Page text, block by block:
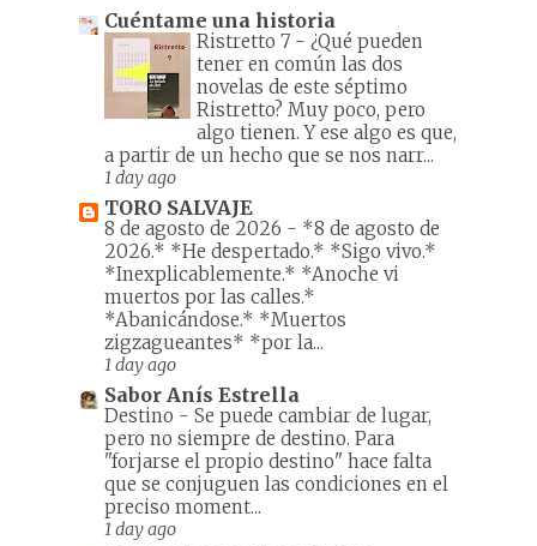
Cuéntame una historia
Ristretto 7 - ¿Qué pueden
tener en común las dos
novelas de este séptimo
Ristretto? Muy poco, pero
algo tienen. Y ese algo es que,
a partir de un hecho que se nos narr...
1 day ago
TORO SALVAJE
8 de agosto de 2026 - *8 de agosto de
2026.* *He despertado.* *Sigo vivo.*
*Inexplicablemente.* *Anoche vi
muertos por las calles.*
*Abanicándose.* *Muertos
zigzagueantes* *por la...
1 day ago
Sabor Anís Estrella
Destino - Se puede cambiar de lugar,
pero no siempre de destino. Para
"forjarse el propio destino" hace falta
que se conjuguen las condiciones en el
preciso moment...
1 day ago